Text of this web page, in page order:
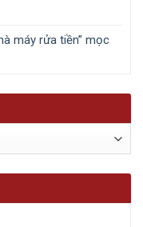
máy rửa tiền” mọc